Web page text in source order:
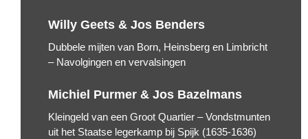
Willy Geets & Jos Benders
Dubbele mijten van Born, Heinsberg en Limbricht
– Navolgingen en vervalsingen
Michiel Purmer & Jos Bazelmans
Kleingeld van een Groot Quartier – Vondstmunten
uit het Staatse legerkamp bij Spijk (1635-1636)